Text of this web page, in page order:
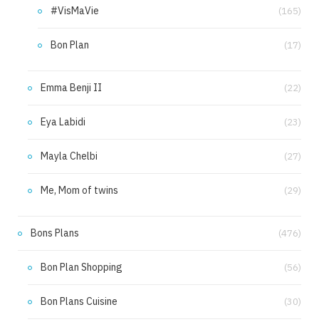
#VisMaVie (165)
Bon Plan (17)
Emma Benji II (22)
Eya Labidi (23)
Mayla Chelbi (27)
Me, Mom of twins (29)
Bons Plans (476)
Bon Plan Shopping (56)
Bon Plans Cuisine (30)